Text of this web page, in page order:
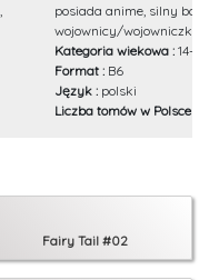
posiada anime, silny
wojownicy/wojowniczki
Kategoria wiekowa : 14+
Format : B6
Język : polski
Liczba tomów w Polsce :
Fairy Tail #02